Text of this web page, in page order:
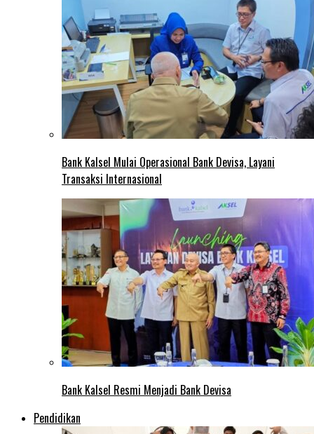
Bank Kalsel Mulai Operasional Bank Devisa, Layani
Transaksi Internasional
Bank Kalsel Resmi Menjadi Bank Devisa
Pendidikan